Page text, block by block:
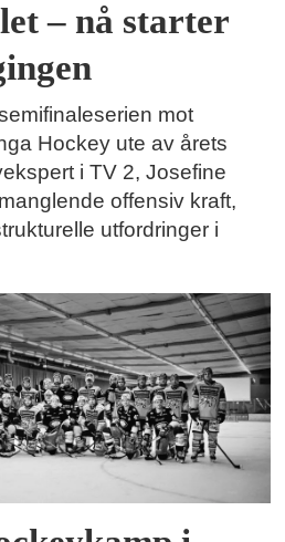
– nå starter
mot
Hockey ute av årets
i TV 2, Josefine
offensiv kraft,
utfordringer i